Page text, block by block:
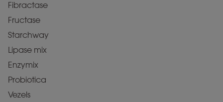
Fibractase
Fructase
Starchway
Lipase mix
Enzymix
Probiotica
Vezels